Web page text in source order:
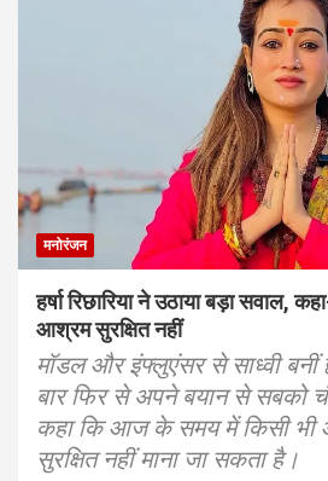
मनोरंजन
हर्षा रिछारिया ने उठाया बड़ा सवाल,
आश्रम सुरक्षित नहीं
मॉडल और इंफ्लुएंसर से साध्वी बनीं
बार फिर से अपने बयान से सबको
कहा कि आज के समय में किसी भी
सुरक्षित नहीं माना जा सकता है।